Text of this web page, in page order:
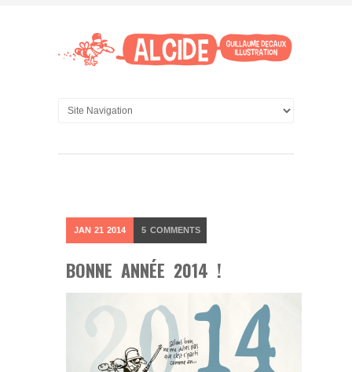
JAN 21 2014 5 COMMENTS
BONNE ANNÉE 2014 !